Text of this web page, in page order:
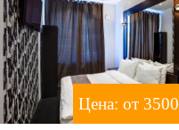
Цена: от 3500